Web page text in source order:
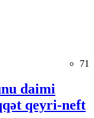
71
daimi
qeyri-neft